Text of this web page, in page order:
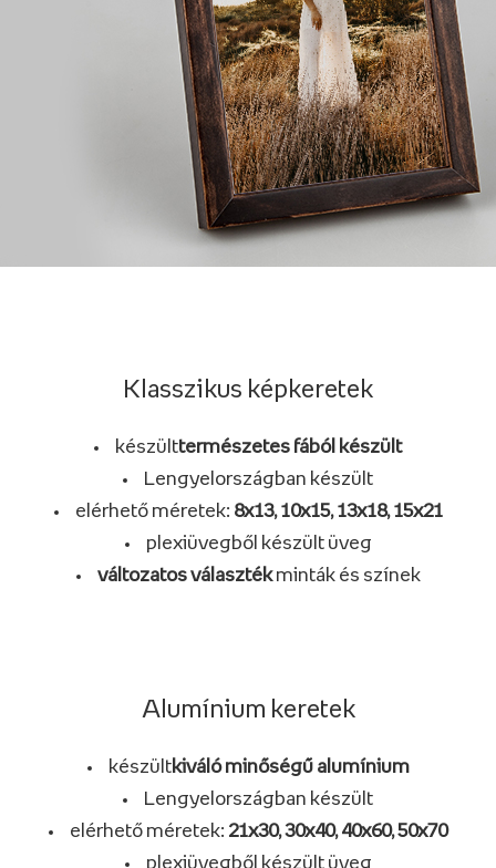
Klasszikus képkeretek
készülttermészetes fából készült
Lengyelországban készült
elérhető méretek: 8x13, 10x15, 13x18, 15x21
plexiüvegből készült üveg
változatos választékminták és színek
Alumínium keretek
készültkiváló minőségű alumínium
Lengyelországban készült
elérhető méretek: 21x30, 30x40, 40x60, 50x70
plexiüvegből készült üveg